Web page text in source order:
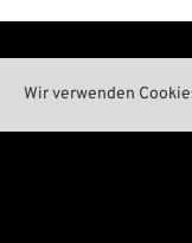
Wir verwenden
Shop
